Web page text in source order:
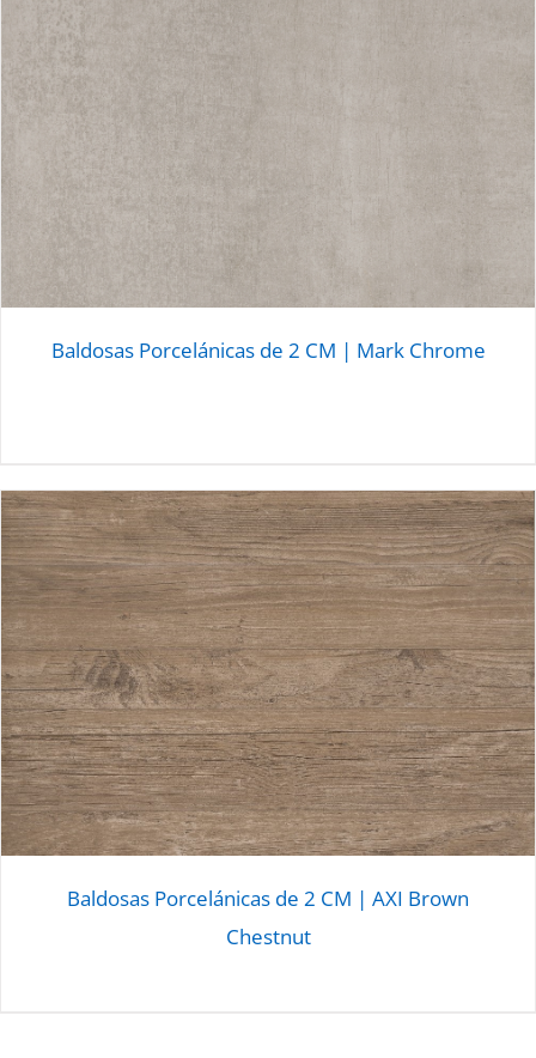
Baldosas Porcelánicas de 2 CM | Mark Chrome
Baldosas Porcelánicas de 2 CM | AXI Brown
Chestnut